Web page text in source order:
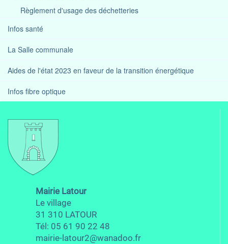
Règlement d'usage des déchetteries
Infos santé
La Salle communale
Aides de l'état 2023 en faveur de la transition énergétique
Infos fibre optique
Mairie Latour
Le village
31 310 LATOUR
Tél: 05 61 90 22 48
mairie-latour2@wanadoo.fr